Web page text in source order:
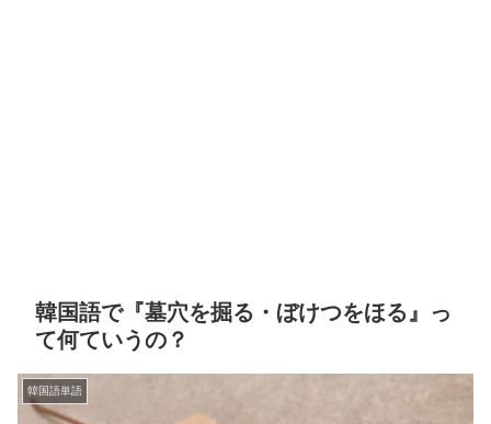
韓国語で『墓穴を掘る・ぼけつをほる』っ
て何ていうの？
韓国語単語